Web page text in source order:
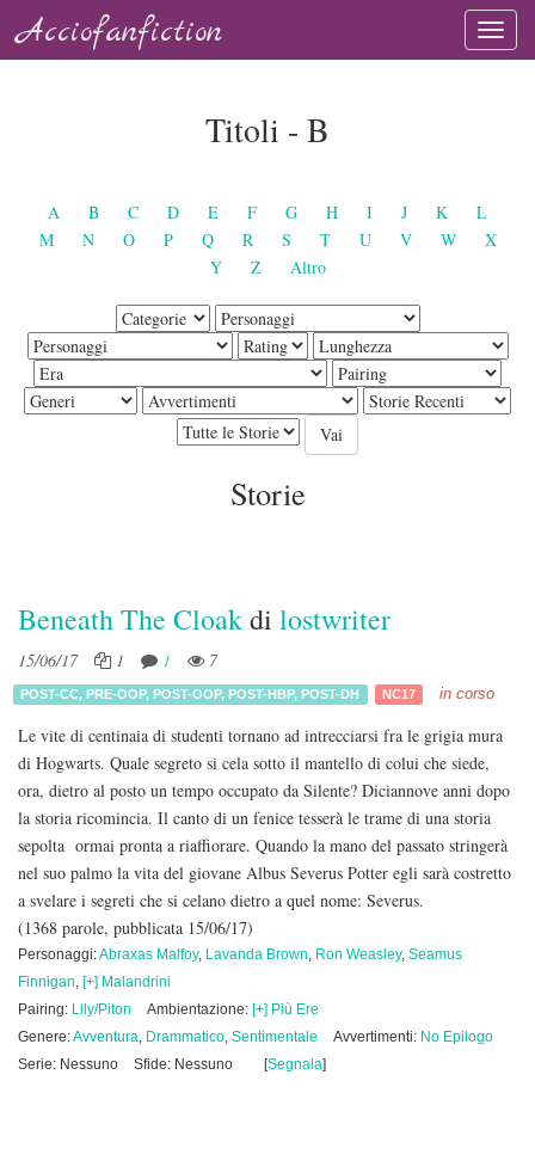
Acciofanfiction
Titoli - B
A B C D E F G H I J K
L
M
N O P Q R S T U V W
X
Y
Z Altro
Storie
Beneath The Cloakdi lostwriter
15/06/17 1 1 7
POST-CC,PRE-OOP,POST-OOP,POST-HBP,POST-DH NC17 in corso
Le vite di centinaia di studenti tornano ad intrecciarsi fra le grigia mura
di Hogwarts. Quale segreto si cela sotto il mantello di colui che siede,
ora, dietro al posto un tempo occupato da Silente? Diciannove anni dopo
la storia ricomincia. Il canto di un fenice tesserà le trame di una storia
sepolta ormai pronta a riaffiorare. Quando la mano del passato stringerà
nel suo palmo la vita del giovane Albus Severus Potter egli sarà costretto
a svelare i segreti che si celano dietro a quel nome: Severus.
(1368 parole, pubblicata 15/06/17)
Personaggi:Abraxas Malfoy, Lavanda Brown, Ron Weasley, Seamus
Finnigan, [+] Malandrini
Pairing: Lily/Piton Ambientazione: [+] Più Ere
Genere:Avventura, Drammatico, Sentimentale Avvertimenti: No Epilogo
Serie: Nessuno
Sfide: Nessuno [Segnala]